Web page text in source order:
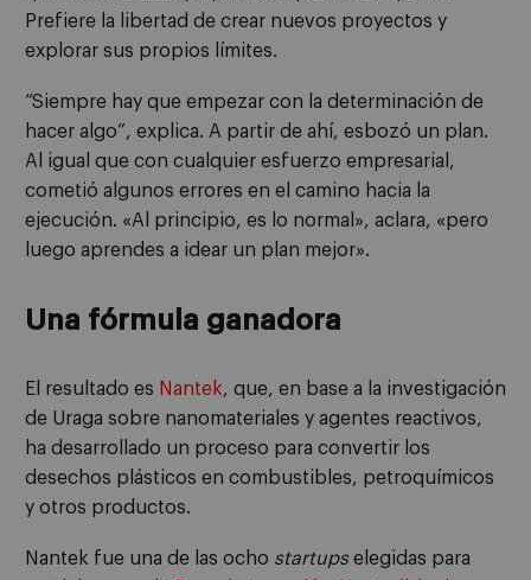
Prefiere la libertad de crear nuevos proyectos y
explorar sus propios límites.
“Siempre hay que empezar con la determinación de
hacer algo”, explica. A partir de ahí, esbozó un plan.
Al igual que con cualquier esfuerzo empresarial,
cometió algunos errores en el camino hacia la
ejecución. «Al principio, es lo normal», aclara, «pero
luego aprendes a idear un plan mejor».
Una fórmula ganadora
El resultado es Nantek, que, en base a la investigación
de Uraga sobre nanomateriales y agentes reactivos,
ha desarrollado un proceso para convertir los
desechos plásticos en combustibles, petroquímicos
y otros productos.
Nantek fue una de las ocho startupselegidas para